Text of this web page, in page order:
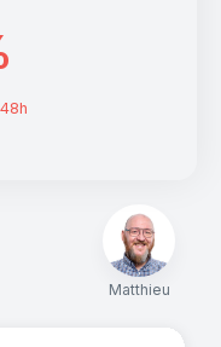
Matthieu